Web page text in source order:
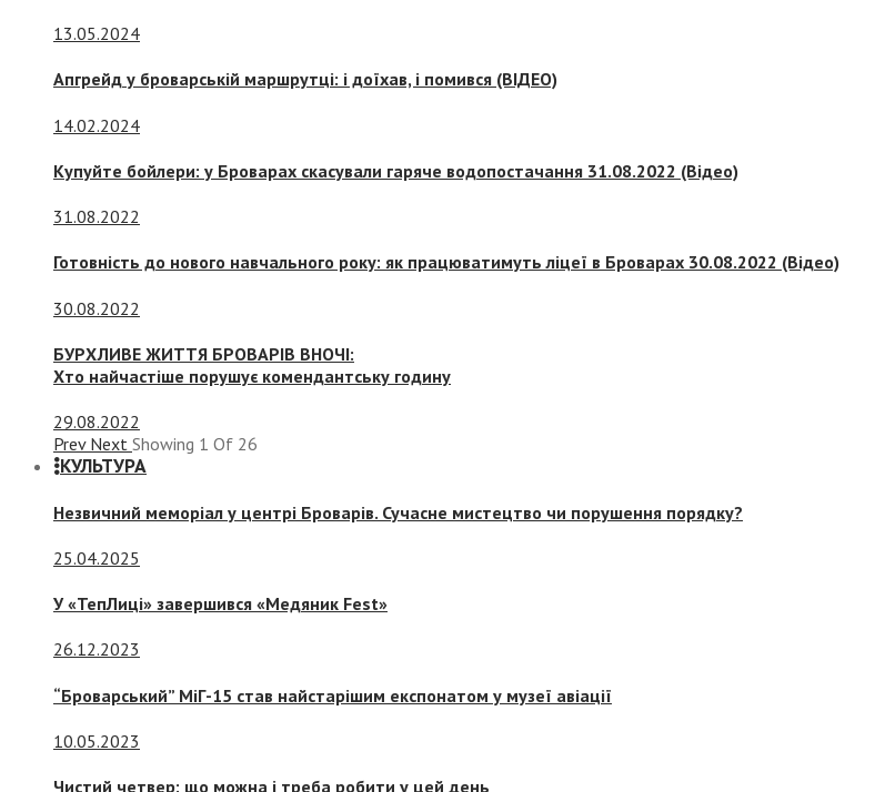
13.05.2024
Апгрейд у броварській маршрутці: і доїхав, і помився (ВІДЕО)
14.02.2024
Купуйте бойлери: у Броварах скасували гаряче водопостачання 31.08.2022 (Відео)
31.08.2022
Готовність до нового навчального року: як працюватимуть ліцеї в Броварах 30.08.2022 (Відео)
30.08.2022
БУРХЛИВЕ ЖИТТЯ БРОВАРІВ ВНОЧІ:
Хто найчастіше порушує комендантську годину
29.08.2022
Prev Next Showing 1 Of 26
КУЛЬТУРА
Незвичний меморіал у центрі Броварів. Сучасне мистецтво чи порушення порядку?
25.04.2025
У «ТепЛиці» завершився «Медяник Fest»
26.12.2023
“Броварський” МіГ-15 став найстарішим експонатом у музеї авіації
10.05.2023
Чистий четвер: що можна і треба робити у цей день